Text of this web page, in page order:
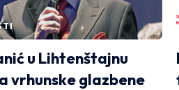
u Lihtenštajnu
vrhunske glazbene